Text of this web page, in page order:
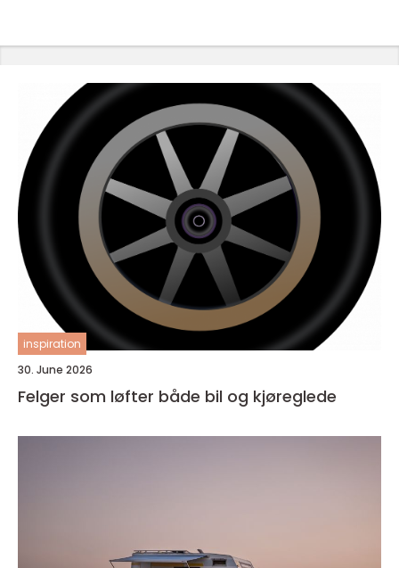
inspiration
30. June 2026
Felger som løfter både bil og kjøreglede